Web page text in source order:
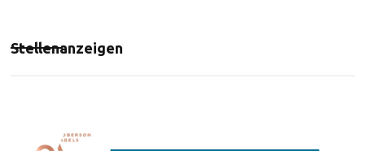
Stellenanzeigen